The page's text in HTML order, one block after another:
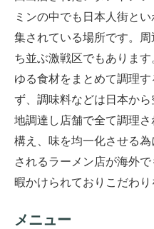
ミンの中でも日本人街と
集されている場所です。
ち並ぶ激戦区でもありま
ゆる食材をまとめて調理
ず、調味料などは日本か
地調達し店舗で全て調理
構え、味を均一化させる
されるラーメン店が海外
暇かけられておりこだわり
メニュー